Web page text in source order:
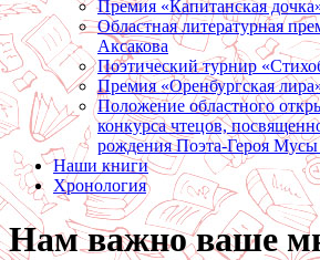
Премия «Капитанская
Областная литературная
Аксакова
Поэтический турнир
Премия «Оренбургская
Положение областного
конкурса чтецов,
рождения Поэта-Героя
Наши книги
Хронология
Нам важно ваше